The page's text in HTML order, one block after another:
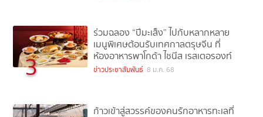
3
ร่วมฉลอง “ปีมะเส็ง” ไปกับหลากหลาย
เมนูพิเศษต้อนรับเทศกาลตรุษจีน ที่
ห้องอาหารพาโกด้า ไชนีส เรสเตอรองท์
ข่าวประชาสัมพันธ์ 8 ม.ค. 68
ก้าวเข้าสู่สวรรค์ของคนรักอาหารทะเลที่